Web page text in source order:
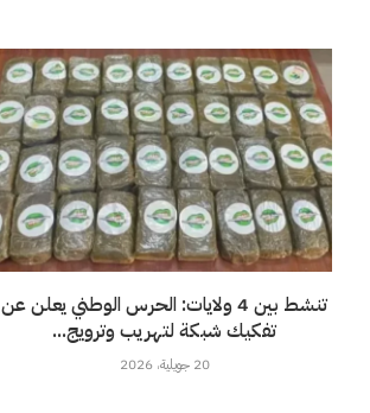
تنشط بين 4 ولايات: الحرس الوطني يعلن عن
تفكيك شبكة لتهريب وترويج...
20 جويلية، 2026